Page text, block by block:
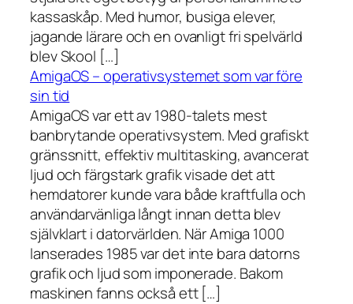
kassaskåp. Med humor, busiga elever,
jagande lärare och en ovanligt fri spelvärld
blev Skool […]
AmigaOS – operativsystemet som var före
sin tid
AmigaOS var ett av 1980-talets mest
banbrytande operativsystem. Med grafiskt
gränssnitt, effektiv multitasking, avancerat
ljud och färgstark grafik visade det att
hemdatorer kunde vara både kraftfulla och
användarvänliga långt innan detta blev
självklart i datorvärlden. När Amiga 1000
lanserades 1985 var det inte bara datorns
grafik och ljud som imponerade. Bakom
maskinen fanns också ett […]